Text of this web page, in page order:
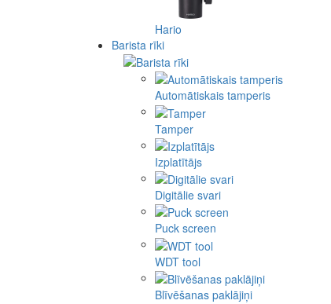
Hario
Barista rīki
Automātiskais tamperis
Tamper
Izplatītājs
Digitālie svari
Puck screen
WDT tool
Blīvēšanas paklājiņi